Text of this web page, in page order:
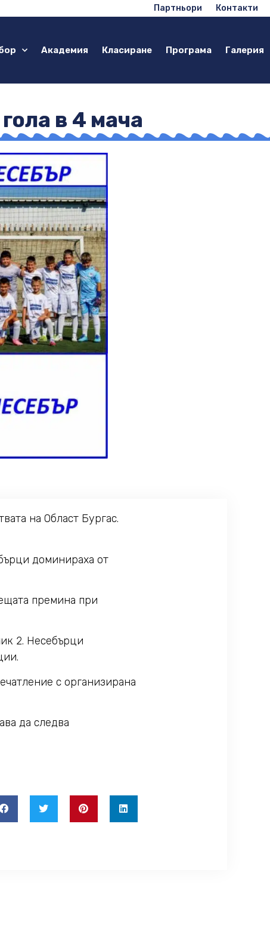
Партньори Контакти
Академия Класиране Програма Галерия
в 4 мача
на Област Бургас.
доминираха от
премина при
2. Несебърци
с организирана
да следва